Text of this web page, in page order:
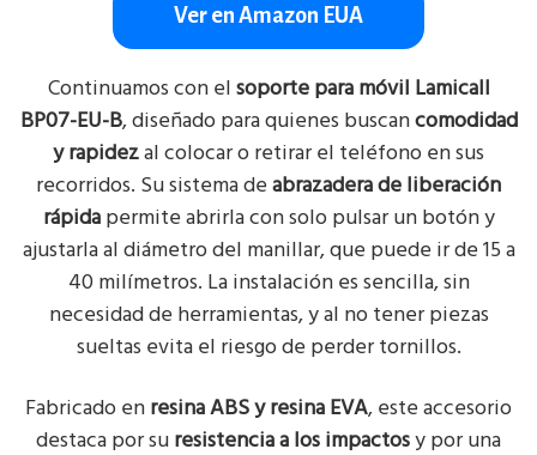
Ver en Amazon EUA
Continuamos con elsoporte para móvil Lamicall
BP07-EU-B, diseñado para quienes buscancomodidad
y rapidezal colocar o retirar el teléfono en sus
recorridos. Su sistema deabrazadera de liberación
rápidapermite abrirla con solo pulsar un botón y
ajustarla al diámetro del manillar, que puede ir de 15 a
40 milímetros. La instalación es sencilla, sin
necesidad de herramientas, y al no tener piezas
sueltas evita el riesgo de perder tornillos.
Fabricado enresina ABS y resina EVA, este accesorio
destaca por suresistencia a los impactosy por una